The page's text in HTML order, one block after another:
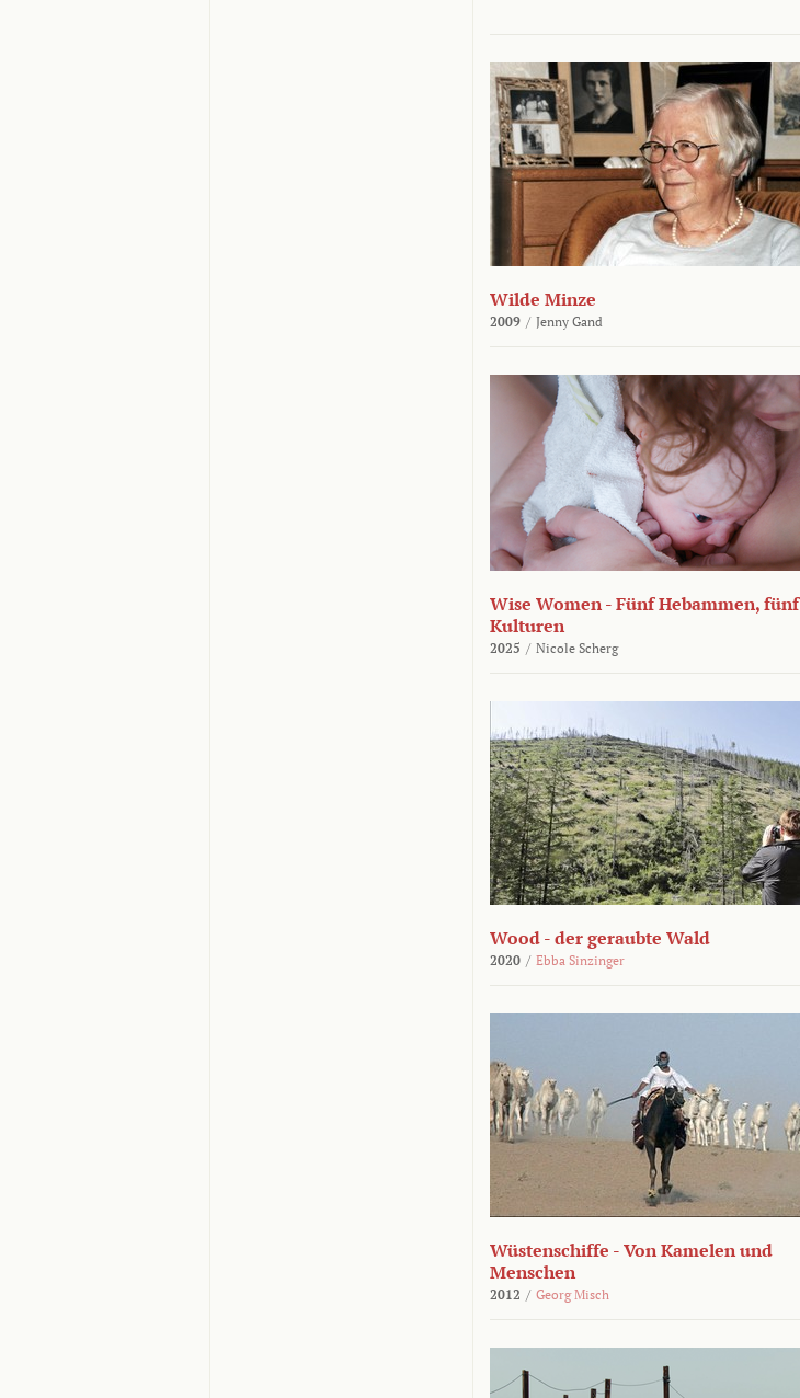
Wilde Minze
2009 / Jenny Gand
Wise Women - Fünf Hebammen, fünf
Kulturen
2025 / Nicole Scherg
Wood - der geraubte Wald
2020 / Ebba Sinzinger
Wüstenschiffe - Von Kamelen und
Menschen
2012 / Georg Misch